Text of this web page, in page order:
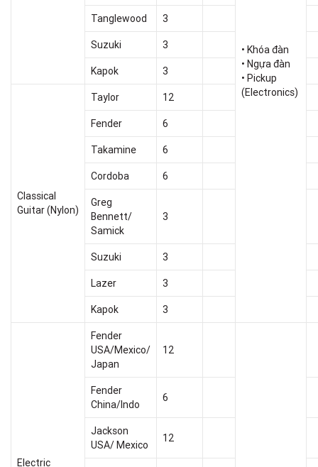
• Khóa đàn
• Ngựa đàn
• Pickup
(Electronics)
Tanglewood 3
Suzuki 3
Kapok 3
Classical
Guitar (Nylon)
Taylor 12
Fender 6
Takamine 6
Cordoba 6
Greg
Bennett/
Samick
3
Suzuki 3
Lazer 3
Kapok 3
Electric
Fender
USA/Mexico/
Japan
12
Fender
China/Indo
6
Jackson
USA/ Mexico
12